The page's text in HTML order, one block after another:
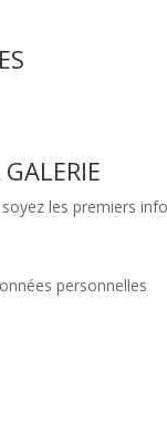
les premiers
personnelles